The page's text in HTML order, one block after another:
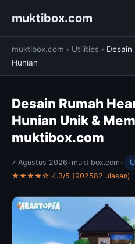
muktibox.com
muktibox.com › Utilities › Desain
Hunian
Desain Rumah
Hunian Unik &
muktibox.com
7 Agustus 2026 • muktibox.com •
★★★★☆ 4.3/5 (902582 ulasan)